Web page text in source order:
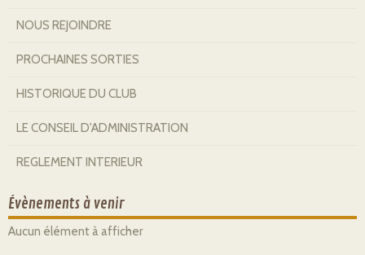
NOUS REJOINDRE
PROCHAINES SORTIES
HISTORIQUE DU CLUB
LE CONSEIL D'ADMINISTRATION
REGLEMENT INTERIEUR
Évènements à venir
Aucun élément à afficher